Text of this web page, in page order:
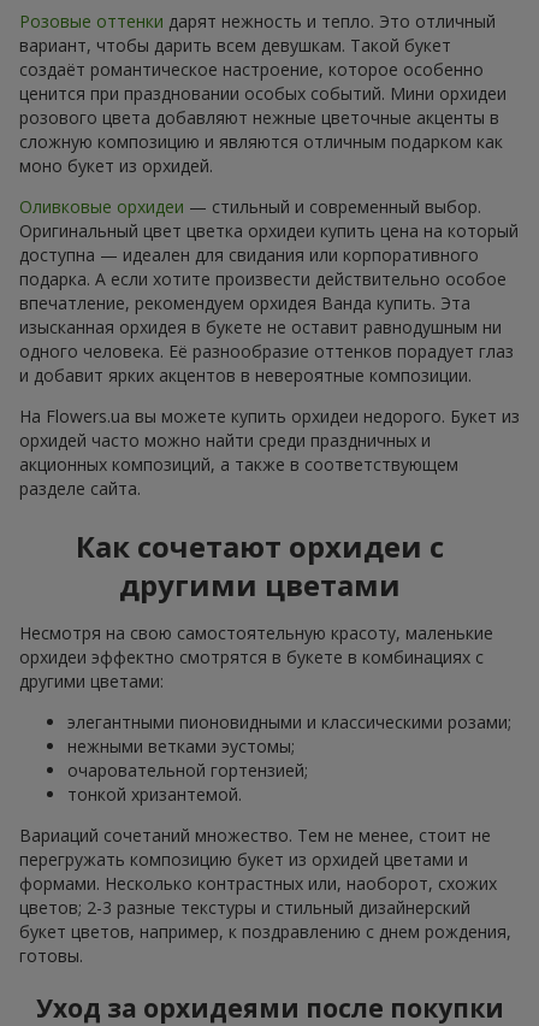
Розовые оттенки дарят нежность и тепло. Это отличный
вариант, чтобы дарить всем девушкам. Такой букет
создаёт романтическое настроение, которое особенно
ценится при праздновании особых событий. Мини орхидеи
розового цвета добавляют нежные цветочные акценты в
сложную композицию и являются отличным подарком как
моно букет из орхидей.
Оливковые орхидеи — стильный и современный выбор.
Оригинальный цвет цветка орхидеи купить цена на который
доступна — идеален для свидания или корпоративного
подарка. А если хотите произвести действительно особое
впечатление, рекомендуем орхидея Ванда купить. Эта
изысканная орхидея в букете не оставит равнодушным ни
одного человека. Её разнообразие оттенков порадует глаз
и добавит ярких акцентов в невероятные композиции.
На Flowers.ua вы можете купить орхидеи недорого. Букет из
орхидей часто можно найти среди праздничных и
акционных композиций, а также в соответствующем
разделе сайта.
Как сочетают орхидеи с
другими цветами
Несмотря на свою самостоятельную красоту, маленькие
орхидеи эффектно смотрятся в букете в комбинациях с
другими цветами:
элегантными пионовидными и классическими розами;
нежными ветками эустомы;
очаровательной гортензией;
тонкой хризантемой.
Вариаций сочетаний множество. Тем не менее, стоит не
перегружать композицию букет из орхидей цветами и
формами. Несколько контрастных или, наоборот, схожих
цветов; 2-3 разные текстуры и стильный дизайнерский
букет цветов, например, к поздравлению с днем рождения,
готовы.
Уход за орхидеями после покупки